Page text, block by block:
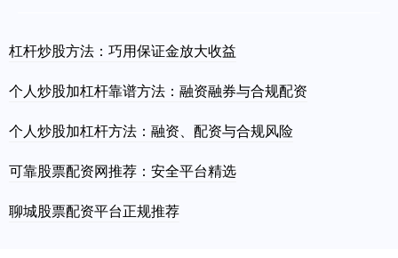
杠杆炒股方法：巧用保证金放大收益
个人炒股加杠杆靠谱方法：融资融券与合规配资
个人炒股加杠杆方法：融资、配资与合规风险
可靠股票配资网推荐：安全平台精选
聊城股票配资平台正规推荐